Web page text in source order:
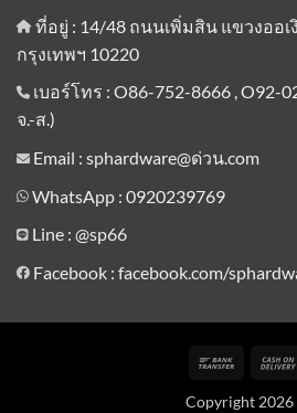
ที่อยู่ : 14/48 ถนนเพิ่มสิน แขวงออเ
กรุงเทพฯ 10220
เบอร์โทร : O86-752-8666 , O92-
จ.-ส.)
Email : sphardware@ด่วน.com
WhatsApp : 0920239769
Line : @sp66
Facebook : facebook.com/
Bank
Copyright